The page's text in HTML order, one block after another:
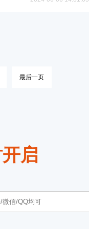
最后一页
启